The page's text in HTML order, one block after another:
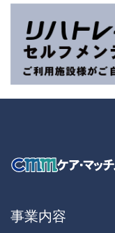
事業内容